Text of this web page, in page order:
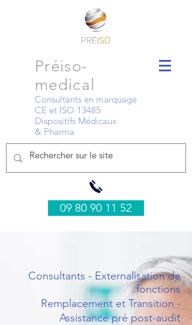
Préiso-
medical
Consultants en marquage
CE et ISO 13485
Dispositifs Médicaux
& Pharma
09 80 90 11 52
Consultants - Externalisation de
fonctions
Remplacement et Transition -
Assistance pré post-audit